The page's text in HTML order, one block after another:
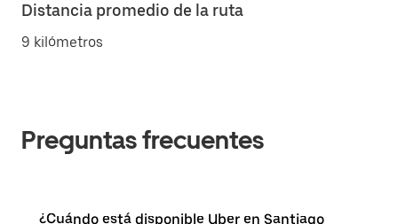
Distancia promedio de la ruta
9 kilómetros
Preguntas frecuentes
¿Cuándo está disponible Uber en Santiago